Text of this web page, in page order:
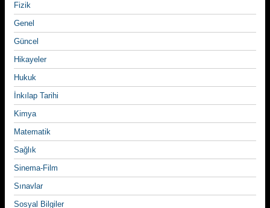
Fizik
Genel
Güncel
Hikayeler
Hukuk
İnkılap Tarihi
Kimya
Matematik
Sağlık
Sinema-Film
Sınavlar
Sosyal Bilgiler